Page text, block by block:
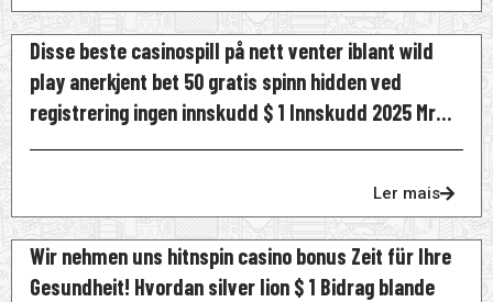
Disse beste casinospill på nett venter iblant wild
play anerkjent bet 50 gratis spinn hidden ved
registrering ingen innskudd $ 1 Innskudd 2025 Mr
Bet Norge
Ler mais
Wir nehmen uns hitnspin casino bonus Zeit für Ihre
Gesundheit! Hvordan silver lion $ 1 Bidrag blande